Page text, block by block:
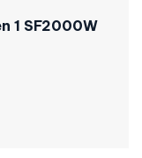
1 SF2000W